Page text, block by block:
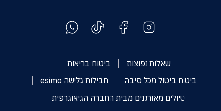
שאלות נפוצות
ביטוח בריאות
ביטוח ביטול מכל סיבה
חבילות גלישה esimo
טיולים מאורגנים מבית החברה הגיאוגרפית